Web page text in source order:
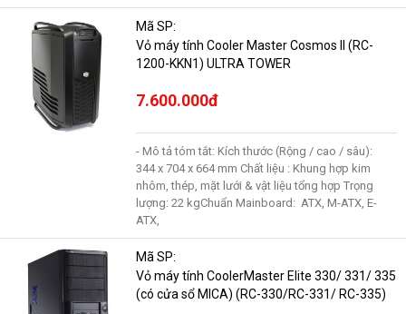
Mã SP:
Vỏ máy tính Cooler Master Cosmos II (RC-
1200-KKN1) ULTRA TOWER
7.600.000đ
- Mô tả tóm tắt: Kích thước (Rộng / cao / sâu):
344 x 704 x 664 mm Chất liệu : Khung hợp kim
nhôm, thép, mặt lưới & vật liệu tổng hợp Trọng
lượng: 22 kgChuẩn Mainboard: ATX, M-ATX, E-
ATX,
Mã SP:
Vỏ máy tính CoolerMaster Elite 330/ 331/ 335
(có cửa sổ MICA) (RC-330/RC-331/ RC-335)